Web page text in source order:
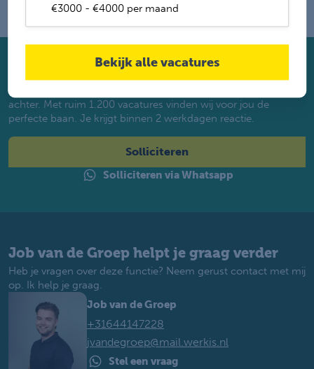
€3000 - €4000 per maand
Bekijk alle vacatures
Solliciteer direct
Twijfel je of je geschikt bent? Laat dan toch je gegevens
achter. Met ruim 1.200 vacatures vinden wij voor jou de
perfecte baan. Je krijgt binnen 2 werkdagen reactie.
Solliciteren
Solliciteren via Whatsapp
Job van de Groep helpt je graag verder
Heb je vragen over deze functie? Neem gerust contact met mij
op. Ik help je graag.
Job van de Groep
+31644147228
jvandegroep@mail.werkis.nl
Stel een vraag